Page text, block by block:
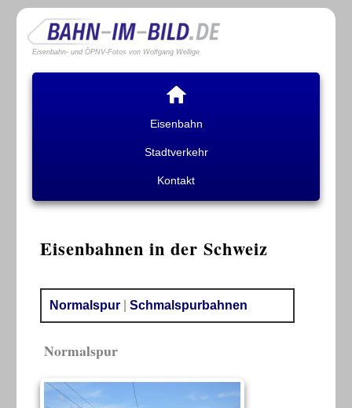
Eisenbahn- und ÖPNV-Fotos von Wolfgang Wellige
Eisenbahn
Stadtverkehr
Kontakt
Eisenbahnen in der Schweiz
Normalspur Schmalspurbahnen
Normalspur